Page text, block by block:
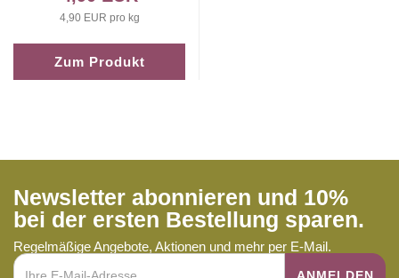
4,90 EUR pro kg
Zum Produkt
Newsletter abonnieren und 10%
bei der ersten Bestellung sparen.
Regelmäßige Angebote, Aktionen und mehr per E-Mail.